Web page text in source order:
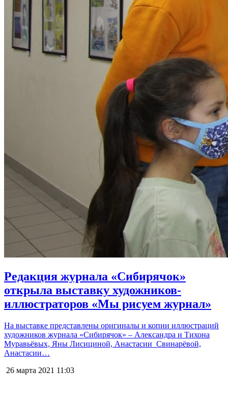
Редакция журнала «Сибирячок»
открыла выставку художников-
иллюстраторов «Мы рисуем журнал»
На выставке представлены оригиналы и копии иллюстраций
художников журнала «Сибирячок» – Александра и Тихона
Муравьёвых, Яны Лисициной, Анастасии Свинарёвой,
Анастасии…
26 марта 2021 11:03